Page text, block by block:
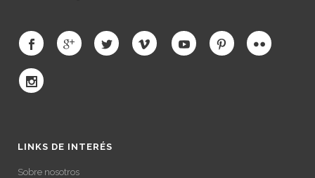
LINKS DE INTERÉS
Sobre nosotros